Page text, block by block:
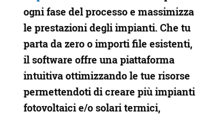
ogni fase del processo e massimizza
le prestazioni degli impianti. Che tu
parta da zero o importi file esistenti,
il software offre una piattaforma
intuitiva ottimizzando le tue risorse
permettendoti di creare più impianti
fotovoltaici e/o solari termici,